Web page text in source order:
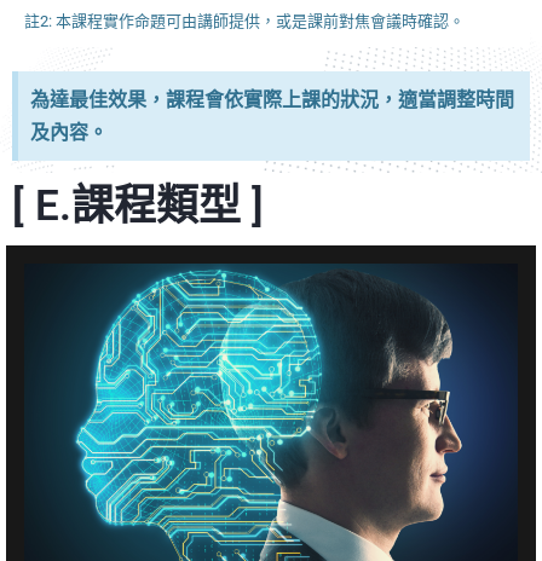
註2: 本課程實作命題可由講師提供，或是課前對焦會議時確認。
為達最佳效果，課程會依實際上課的狀況，適當調整時間
及內容。
[ E.課程類型 ]